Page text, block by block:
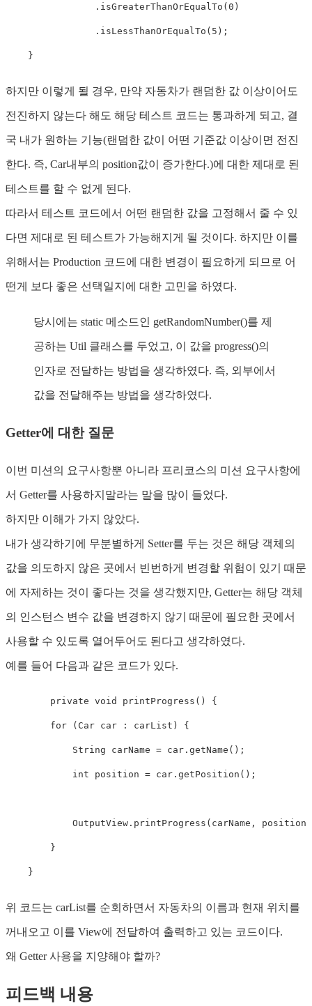
. isGreaterThanOrEqualTo ( 0 )
. isLessThanOrEqualTo ( 5 ) ;
}
하지만 이렇게 될 경우, 만약 자동차가 랜덤한 값 이상이어도
전진하지 않는다 해도 해당 테스트 코드는 통과하게 되고, 결
국 내가 원하는 기능(랜덤한 값이 어떤 기준값 이상이면 전진
한다. 즉, Car내부의 position값이 증가한다.)에 대한 제대로 된
테스트를 할 수 없게 된다.
따라서 테스트 코드에서 어떤 랜덤한 값을 고정해서 줄 수 있
다면 제대로 된 테스트가 가능해지게 될 것이다. 하지만 이를
위해서는 Production 코드에 대한 변경이 필요하게 되므로 어
떤게 보다 좋은 선택일지에 대한 고민을 하였다.
당시에는 static 메소드인 getRandomNumber()를 제
공하는 Util 클래스를 두었고, 이 값을 progress()의
인자로 전달하는 방법을 생각하였다. 즉, 외부에서
값을 전달해주는 방법을 생각하였다.
Getter에 대한 질문
이번 미션의 요구사항뿐 아니라 프리코스의 미션 요구사항에
서 Getter를 사용하지말라는 말을 많이 들었다.
하지만 이해가 가지 않았다.
내가 생각하기에 무분별하게 Setter를 두는 것은 해당 객체의
값을 의도하지 않은 곳에서 빈번하게 변경할 위험이 있기 때문
에 자제하는 것이 좋다는 것을 생각했지만, Getter는 해당 객체
의 인스턴스 변수 값을 변경하지 않기 때문에 필요한 곳에서
사용할 수 있도록 열어두어도 된다고 생각하였다.
예를 들어 다음과 같은 코드가 있다.
private void printProgress ( ) {
for ( Car car : carList ) {
String carName = car . getName ( ) ;
int position = car . getPosition ( ) ;
OutputView . printProgress ( carName , position
}
}
위 코드는 carList를 순회하면서 자동차의 이름과 현재 위치를
꺼내오고 이를 View에 전달하여 출력하고 있는 코드이다.
왜 Getter 사용을 지양해야 할까?
피드백 내용